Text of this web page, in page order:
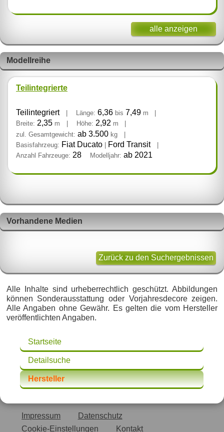
alle anzeigen
Modellreihe
Teilintegrierte
Teilintegriert Länge: 6,36 bis 7,49 m
Breite: 2,35 m Höhe: 2,92 m
zul. Gesamtgewicht: ab 3.500 kg
|
Basisfahrzeug: Fiat Ducato | Ford Transit
|
Anzahl Fahrzeuge: 28 Modelljahr: ab 2021
Vorhandene Medien
Zurück zu den Suchergebnissen
Alle Inhalte sind urheberrechtlich geschützt. Abbildungen
können Sonderausstattung oder Vorjahresdecore zeigen.
Alle Angaben ohne Gewähr. Es gelten die vom Hersteller
veröffentlichten Angaben.
Startseite
Detailsuche
Hersteller
Impressum
Datenschutz
Cookie-Einstellungen
Kontakt